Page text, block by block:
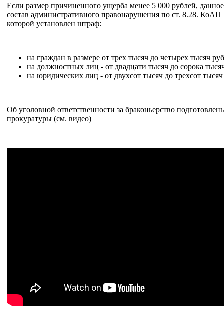
Если размер причиненного ущерба менее 5 000 рублей, данное
состав административного правонарушения по ст. 8.28.
которой установлен штраф:
на граждан в размере от трех тысяч до четырех тысяч
на должностных лиц - от двадцати тысяч до сорока
на юридических лиц - от двухсот тысяч до трехсот
Об уголовной ответственности за браконьерство
прокуратуры (см. видео)